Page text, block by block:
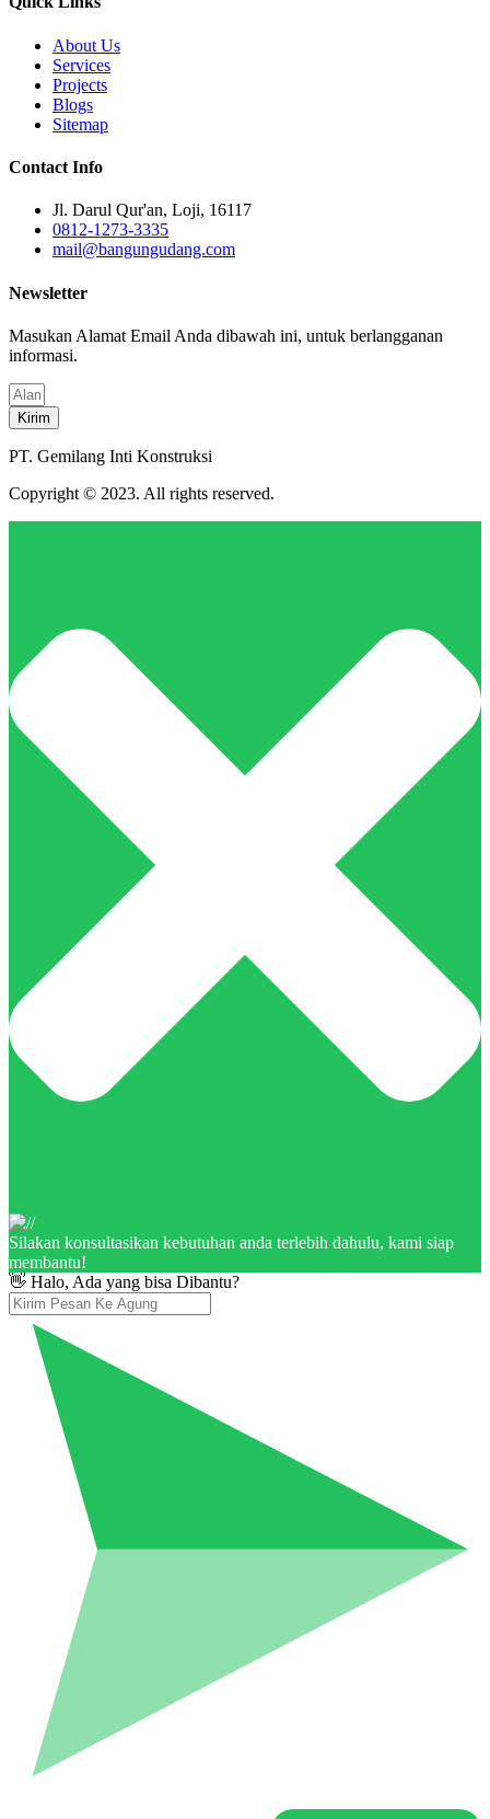
About Us
Services
Projects
Blogs
Sitemap
Contact Info
Jl. Darul Qur'an, Loji, 16117
0812-1273-3335
mail@bangungudang.com
Newsletter
Masukan Alamat Email Anda dibawah ini, untuk berlangganan
informasi.
Kirim
PT. Gemilang Inti Konstruksi
Copyright © 2023. All rights reserved.
Silakan konsultasikan kebutuhan anda terlebih dahulu, kami siap
membantu!
👋 Halo, Ada yang bisa Dibantu?